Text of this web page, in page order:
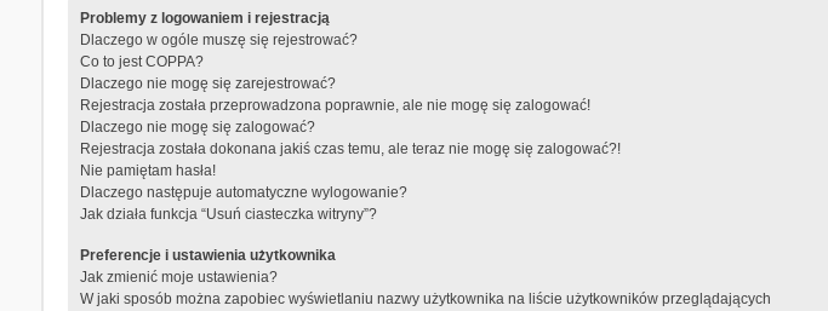
Problemy z logowaniem i rejestracją
Dlaczego w ogóle muszę się rejestrować?
Co to jest COPPA?
Dlaczego nie mogę się zarejestrować?
Rejestracja została przeprowadzona poprawnie, ale nie mogę się zalogować!
Dlaczego nie mogę się zalogować?
Rejestracja została dokonana jakiś czas temu, ale teraz nie mogę się zalogować?!
Nie pamiętam hasła!
Dlaczego następuje automatyczne wylogowanie?
Jak działa funkcja “Usuń ciasteczka witryny”?
Preferencje i ustawienia użytkownika
Jak zmienić moje ustawienia?
W jaki sposób można zapobiec wyświetlaniu nazwy użytkownika na liście użytkowników przeglądających